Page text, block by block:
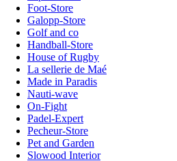
Foot-Store
Galopp-Store
Golf and co
Handball-Store
House of Rugby
La sellerie de Maé
Made in Paradis
Nauti-wave
On-Fight
Padel-Expert
Pecheur-Store
Pet and Garden
Slowood Interior